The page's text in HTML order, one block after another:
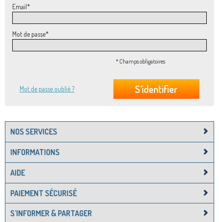
*
Email
*
Mot de passe
* Champs obligatoires
Mot de passe oublié ? S’identifier
NOS SERVICES
INFORMATIONS
AIDE
PAIEMENT SÉCURISÉ
S’INFORMER & PARTAGER